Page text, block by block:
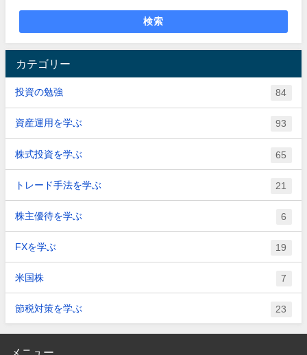
検索
カテゴリー
投資の勉強 84
資産運用を学ぶ 93
株式投資を学ぶ 65
トレード手法を学ぶ 21
株主優待を学ぶ 6
FXを学ぶ 19
米国株 7
節税対策を学ぶ 23
メニュー